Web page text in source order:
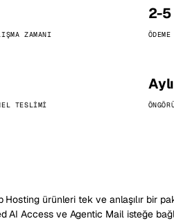
ZAMANI
2-5
TESLIMI
Hosting ürünleri tek ve anlaşılır bir
AI Access ve Agentic Mail isteğe